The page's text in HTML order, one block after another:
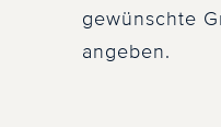
gewünschte
angeben.